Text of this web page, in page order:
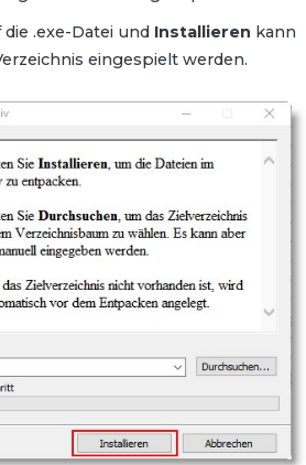
.exe-Datei und Installieren kann
eingespielt werden.